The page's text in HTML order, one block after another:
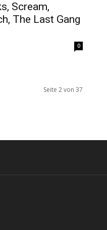
Scream,
The Last Gang
0
Seite 2 von 37